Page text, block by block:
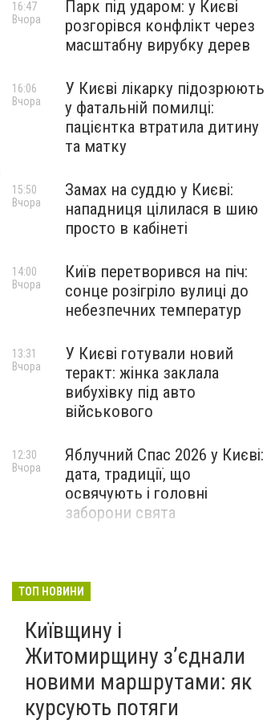
Парк під ударом: у Києві
розгорівся конфлікт через
масштабну вирубку дерев
16:47
Вчора
У Києві лікарку підозрюють
у фатальній помилці:
пацієнтка втратила дитину
та матку
16:06
Вчора
Замах на суддю у Києві:
нападниця цілилася в шию
просто в кабінеті
15:50
Вчора
Київ перетворився на піч:
сонце розігріло вулиці до
небезпечних температур
14:00
Вчора
У Києві готували новий
теракт: жінка заклала
вибухівку під авто
військового
13:31
Вчора
Яблучний Спас 2026 у Києві:
дата, традиції, що
освячують і головні
заборони свята
12:30
Вчора
ТОП НОВИНИ
Київщину і
Житомирщину з’єднали
новими маршрутами: як
курсують потяги